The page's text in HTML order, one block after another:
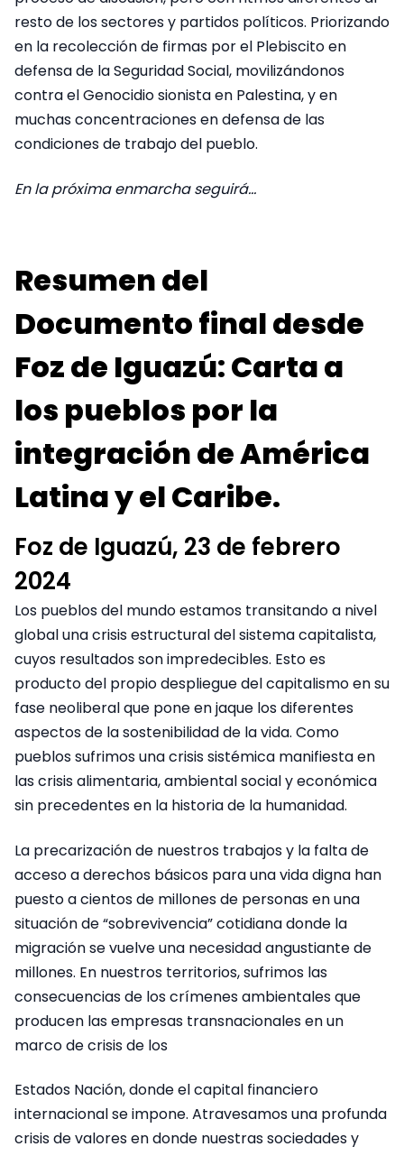
resto de los sectores y partidos políticos. Priorizando
en la recolección de firmas por el Plebiscito en
defensa de la Seguridad Social, movilizándonos
contra el Genocidio sionista en Palestina, y en
muchas concentraciones en defensa de las
condiciones de trabajo del pueblo.
En la próxima enmarcha seguirá…
Resumen del
Documento final desde
Foz de Iguazú: Carta a
los pueblos por la
integración de América
Latina y el Caribe.
Foz de Iguazú, 23 de febrero
2024
Los pueblos del mundo estamos transitando a nivel
global una crisis estructural del sistema capitalista,
cuyos resultados son impredecibles. Esto es
producto del propio despliegue del capitalismo en su
fase neoliberal que pone en jaque los diferentes
aspectos de la sostenibilidad de la vida. Como
pueblos sufrimos una crisis sistémica manifiesta en
las crisis alimentaria, ambiental social y económica
sin precedentes en la historia de la humanidad.
La precarización de nuestros trabajos y la falta de
acceso a derechos básicos para una vida digna han
puesto a cientos de millones de personas en una
situación de “sobrevivencia” cotidiana donde la
migración se vuelve una necesidad angustiante de
millones. En nuestros territorios, sufrimos las
consecuencias de los crímenes ambientales que
producen las empresas transnacionales en un
marco de crisis de los
Estados Nación, donde el capital financiero
internacional se impone. Atravesamos una profunda
crisis de valores en donde nuestras sociedades y